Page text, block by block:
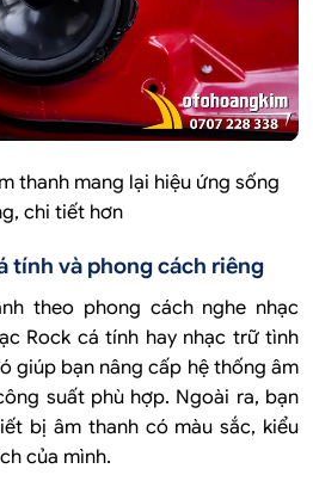
thanh mang lại hiệu ứng sống
chi tiết hơn
tính và phong cách riêng
theo phong cách nghe nhạc
Rock cá tính hay nhạc trữ tình
giúp bạn nâng cấp hệ thống âm
suất phù hợp. Ngoài ra, bạn
bị âm thanh có màu sắc, kiểu
của mình.